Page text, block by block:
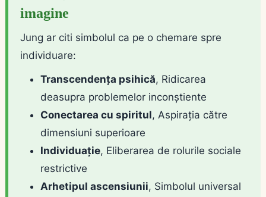
imagine
Jung ar citi simbolul ca pe o chemare spre
individuare:
Transcendența psihică, Ridicarea
deasupra problemelor inconștiente
Conectarea cu spiritul, Aspirația către
dimensiuni superioare
Individuație, Eliberarea de rolurile sociale
restrictive
Arhetipul ascensiunii, Simbolul universal